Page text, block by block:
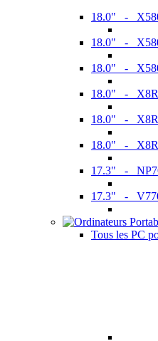
18.0" -
18.0" -
18.0" -
18.0" -
18.0" -
18.0" -
17.3" -
17.3" -
Tous les PC